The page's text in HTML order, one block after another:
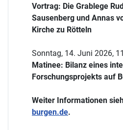
Vortrag: Die Grablege
Sausenberg und Annas
Kirche zu Rötteln
Sonntag, 14. Juni 2026,
Matinee: Bilanz eines
Forschungsprojekts auf
Weiter Informationen
burgen.de.